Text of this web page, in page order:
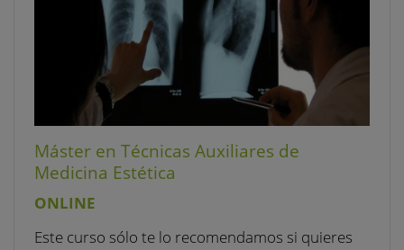
Máster en Técnicas Auxiliares de
Medicina Estética
ONLINE
Este curso sólo te lo recomendamos si quieres